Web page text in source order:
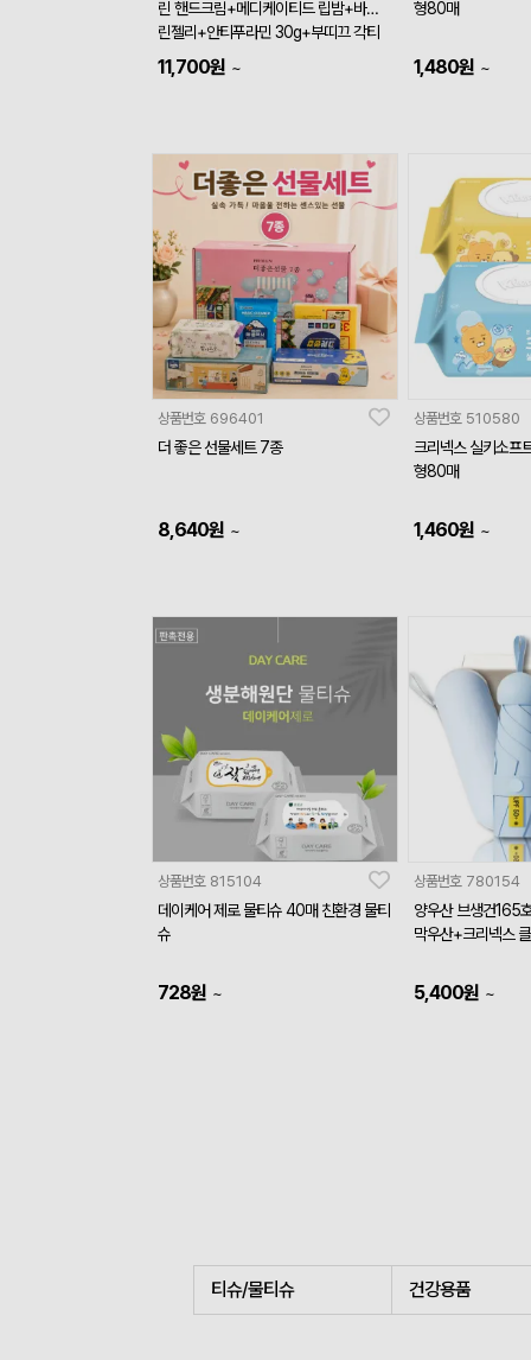
린 핸드크림+메디케이티드 립밤+바세
린젤리+안티푸라민 30g+부띠끄 각티
슈+빅사이즈 물티슈)
11,700원 ~
형80매
1,480원 ~
상품번호 696401
더 좋은 선물세트 7종
8,640원 ~
상품번호 510580
크리넥스 실키소프
형80매
1,460원 ~
상품번호 815104
데이케어 제로 물티슈 40매 친환경 물티
슈
728원 ~
상품번호 780154
양우산 브생건165
막우산+크리넥스
5,400원 ~
티슈/물티슈 건강용품